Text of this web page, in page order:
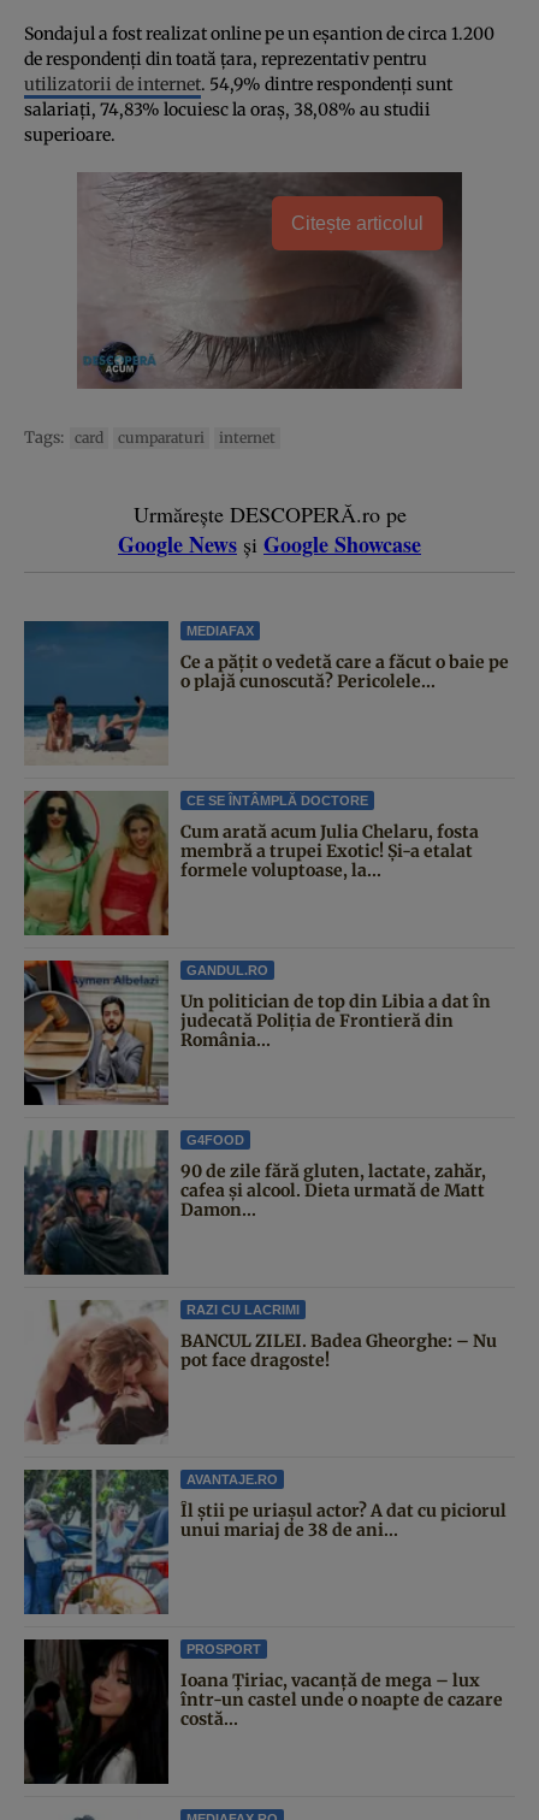
Sondajul a fost realizat online pe un eșantion de circa 1.200
de respondenți din toată țara, reprezentativ pentru
utilizatorii de internet. 54,9% dintre respondenți sunt
salariați, 74,83% locuiesc la oraș, 38,08% au studii
superioare.
Citește articolul
Tags: card cumparaturi internet
Urmărește DESCOPERĂ.ro pe
Google News și Google Showcase
MEDIAFAX
Ce a pățit o vedetă care a făcut o baie pe
o plajă cunoscută? Pericolele...
CE SE ÎNTÂMPLĂ DOCTORE
Cum arată acum Julia Chelaru, fosta
membră a trupei Exotic! Și-a etalat
formele voluptoase, la...
GANDUL.RO
Un politician de top din Libia a dat în
judecată Poliția de Frontieră din
România...
G4FOOD
90 de zile fără gluten, lactate, zahăr,
cafea și alcool. Dieta urmată de Matt
Damon...
RAZI CU LACRIMI
BANCUL ZILEI. Badea Gheorghe: – Nu
pot face dragoste!
AVANTAJE.RO
Îl știi pe uriașul actor? A dat cu piciorul
unui mariaj de 38 de ani...
PROSPORT
Ioana Țiriac, vacanță de mega – lux
într-un castel unde o noapte de cazare
costă...